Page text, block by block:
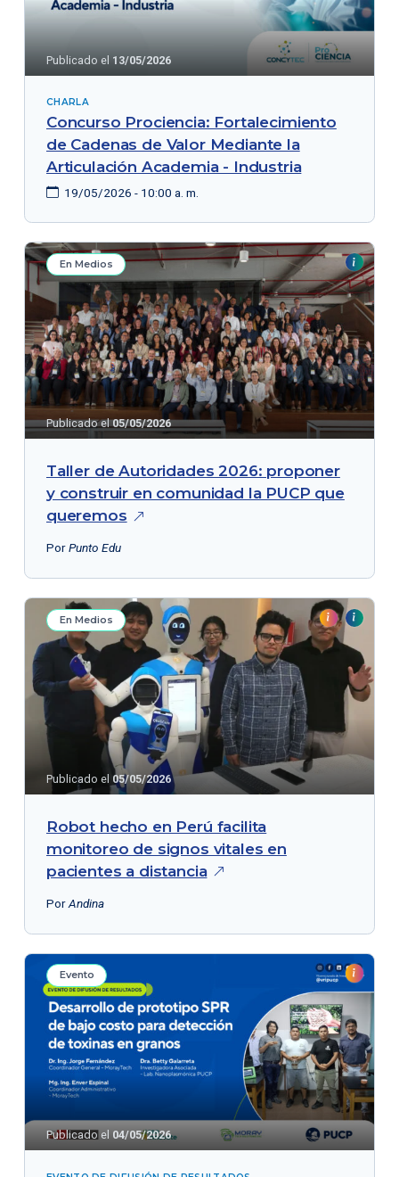
Publicado el 13/05/2026
CHARLA
Concurso Prociencia: Fortalecimiento
de Cadenas de Valor Mediante la
Articulación Academia - Industria
19/05/2026 - 10:00 a. m.
En Medios
Publicado el05/05/2026
Taller de Autoridades 2026: proponer
y construir en comunidad la PUCP que
queremos
PorPunto Edu
En Medios
Publicado el 05/05/2026
Robot hecho en Perú facilita
monitoreo de signos vitales en
pacientes a distancia
PorAndina
Evento
Publicado el 04/05/2026